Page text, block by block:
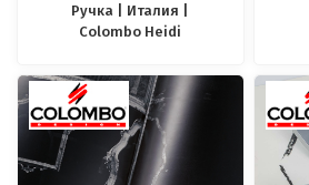
Ручка | Италия |
Colombo Heidi